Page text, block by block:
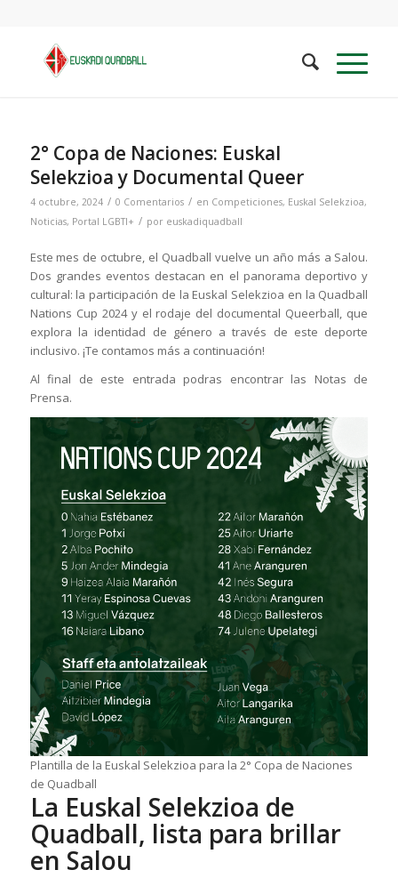
2° Copa de Naciones: Euskal
Selekzioa y Documental Queer
4 octubre, 2024 / 0 Comentarios / en Competiciones, Euskal Selekzioa,
Noticias, Portal LGBTI+ / por euskadiquadball
Este mes de octubre, el Quadball vuelve un año más a Salou.
Dos grandes eventos destacan en el panorama deportivo y
cultural: la participación de la Euskal Selekzioa en la Quadball
Nations Cup 2024 y el rodaje del documental Queerball, que
explora la identidad de género a través de este deporte
inclusivo. ¡Te contamos más a continuación!
Al final de este entrada podras encontrar las Notas de
Prensa.
Plantilla de la Euskal Selekzioa para la 2° Copa de Naciones
de Quadball
La Euskal Selekzioa de
Quadball, lista para brillar
en Salou